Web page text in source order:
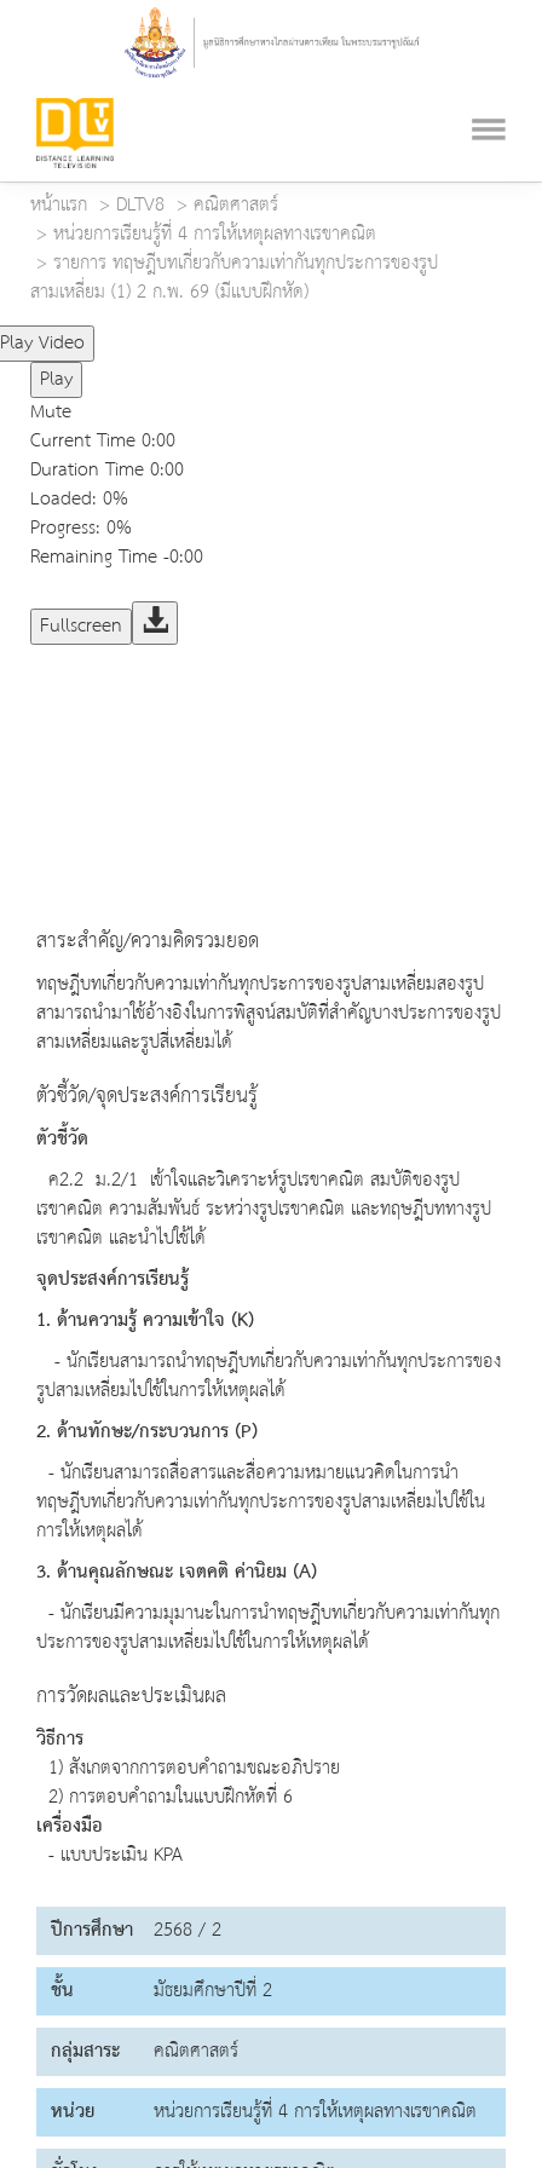
หน้าแรก DLTV8
คณิตศาสตร์
หน่วยการเรียนรู้ที่ 4 การให้เหตุผลทางเรขาคณิต
รายการ ทฤษฎีบทเกี่ยวกับความเท่ากันทุกประการของรูป
สามเหลี่ยม (1) 2 ก.พ. 69 (มีแบบฝึกหัด)
Play Video
Play
Mute
Current Time0:00
Duration Time0:00
Loaded: 0%
Progress: 0%
Remaining Time-0:00
Fullscreen
สาระสำคัญ/ความคิดรวมยอด
ทฤษฎีบทเกี่ยวกับความเท่ากันทุกประการของรูปสามเหลี่ยมสองรูป
สามารถนำมาใช้อ้างอิงในการพิสูจน์สมบัติที่สำคัญบางประการของรูป
สามเหลี่ยมและรูปสี่เหลี่ยมได้
ตัวชี้วัด/จุดประสงค์การเรียนรู้
ตัวชี้วัด
ค2.2 ม.2/1 เข้าใจและวิเคราะห์รูปเรขาคณิต สมบัติของรูป
เรขาคณิต ความสัมพันธ์ ระหว่างรูปเรขาคณิต และทฤษฎีบททางรูป
เรขาคณิต และนำไปใช้ได้
จุดประสงค์การเรียนรู้
1. ด้านความรู้ ความเข้าใจ (K)
- นักเรียนสามารถนำทฤษฎีบทเกี่ยวกับความเท่ากันทุกประการของ
รูปสามเหลี่ยมไปใช้ในการให้เหตุผลได้
2. ด้านทักษะ/กระบวนการ (P)
- นักเรียนสามารถสื่อสารและสื่อความหมายแนวคิดในการนำ
ทฤษฎีบทเกี่ยวกับความเท่ากันทุกประการของรูปสามเหลี่ยมไปใช้ใน
การให้เหตุผลได้
3. ด้านคุณลักษณะ เจตคติ ค่านิยม (A)
- นักเรียนมีความมุมานะในการนำทฤษฎีบทเกี่ยวกับความเท่ากันทุก
ประการของรูปสามเหลี่ยมไปใช้ในการให้เหตุผลได้
การวัดผลและประเมินผล
วิธีการ
1) สังเกตจากการตอบคำถามขณะอภิปราย
2) การตอบคำถามในแบบฝึกหัดที่ 6
เครื่องมือ
- แบบประเมิน KPA
ปีการศึกษา 2568 / 2
ชั้น
มัธยมศึกษาปีที่ 2
กลุ่มสาระ
คณิตศาสตร์
หน่วย
หน่วยการเรียนรู้ที่ 4 การให้เหตุผลทางเรขาคณิต